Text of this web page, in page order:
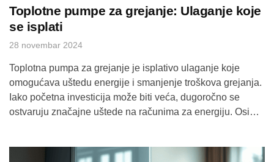
Toplotne pumpe za grejanje: Ulaganje koje
se isplati
28 novembar 2024
Toplotna pumpa za grejanje je isplativo ulaganje koje
omogućava uštedu energije i smanjenje troškova grejanja.
Iako početna investicija može biti veća, dugoročno se
ostvaruju značajne uštede na računima za energiju. Osim
poslovne objekte. Prednosti toplotnih pumpi za grejanje